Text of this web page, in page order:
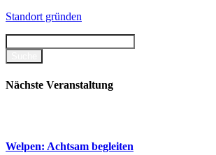
Standort gründen
Nächste Veranstaltung
Welpen: Achtsam begleiten